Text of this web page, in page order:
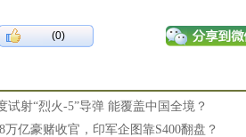
(0)
试射“烈火-5”导弹 能覆盖中国全境？
万亿豪赌收官，印军企图靠S400翻盘？